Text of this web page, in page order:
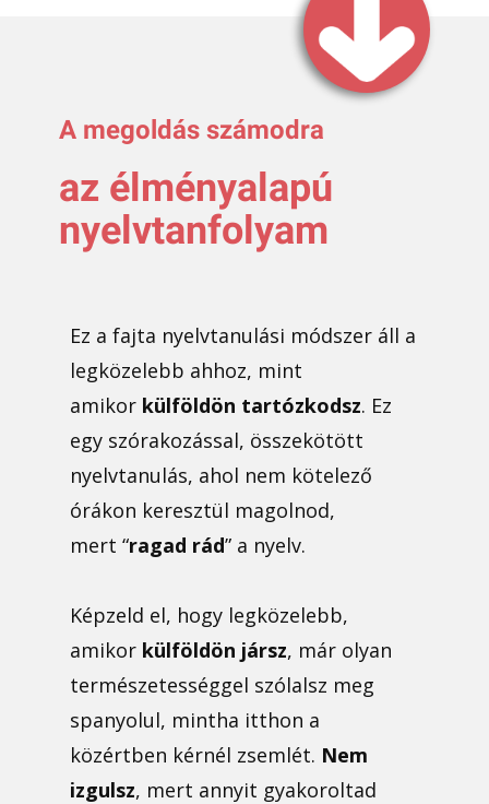
A megoldás számodra
az élményalapú
nyelvtanfolyam
Ez a fajta nyelvtanulási módszer áll a
legközelebb ahhoz, mint
amikor külföldön tartózkodsz. Ez
egy szórakozással, összekötött
nyelvtanulás, ahol nem kötelező
órákon keresztül magolnod,
mert “ragad rád” a nyelv.
Képzeld el, hogy legközelebb,
amikor külföldön jársz, már olyan
természetességgel szólalsz meg
spanyolul, mintha itthon a
közértben kérnél zsemlét. Nem
izgulsz, mert annyit gyakoroltad